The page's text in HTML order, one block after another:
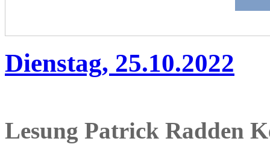
Dienstag, 25.10.2022
Lesung Patrick Radden